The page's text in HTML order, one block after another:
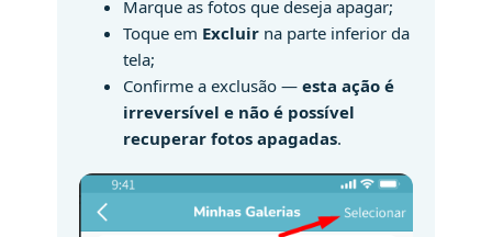
Marque as fotos que deseja apagar;
Toque em Excluir na parte inferior da
tela;
Confirme a exclusão —esta ação é
irreversível e não é possível
recuperar fotos apagadas.